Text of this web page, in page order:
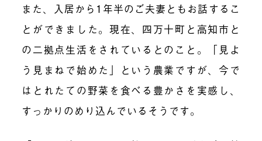
また、入居から1年半のご夫妻ともお話するこ
とができました。現在、四万十町と高知市と
の二拠点生活をされているとのこと。「見よ
う見まねで始めた」という農業ですが、今で
はとれたての野菜を食べる豊かさを実感し、
すっかりのめり込んでいるそうです。